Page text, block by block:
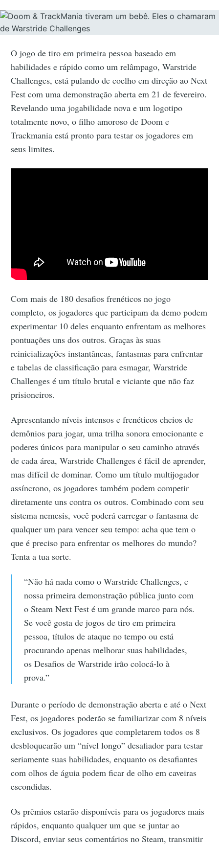
O jogo de tiro em primeira pessoa baseado em
habilidades e rápido como um relâmpago, Warstride
Challenges, está pulando de coelho em direção ao Next
Fest com uma demonstração aberta em 21 de fevereiro.
Revelando uma jogabilidade nova e um logotipo
totalmente novo, o filho amoroso de Doom e
Trackmania está pronto para testar os jogadores em
seus limites.
Com mais de 180 desafios frenéticos no jogo
completo, os jogadores que participam da demo podem
experimentar 10 deles enquanto enfrentam as melhores
pontuações uns dos outros. Graças às suas
reinicializações instantâneas, fantasmas para enfrentar
e tabelas de classificação para esmagar, Warstride
Challenges é um título brutal e viciante que não faz
prisioneiros.
Apresentando níveis intensos e frenéticos cheios de
demônios para jogar, uma trilha sonora emocionante e
poderes únicos para manipular o seu caminho através
de cada área, Warstride Challenges é fácil de aprender,
mas difícil de dominar. Como um título multijogador
assíncrono, os jogadores também podem competir
diretamente uns contra os outros. Combinado com seu
sistema nemesis, você poderá carregar o fantasma de
qualquer um para vencer seu tempo: acha que tem o
que é preciso para enfrentar os melhores do mundo?
Tenta a tua sorte.
“Não há nada como o Warstride Challenges, e
nossa primeira demonstração pública junto com
o Steam Next Fest é um grande marco para nós.
Se você gosta de jogos de tiro em primeira
pessoa, títulos de ataque no tempo ou está
procurando apenas melhorar suas habilidades,
os Desafios de Warstride irão colocá-lo à
prova.”
Durante o período de demonstração aberta e até o Next
Fest, os jogadores poderão se familiarizar com 8 níveis
exclusivos. Os jogadores que completarem todos os 8
desbloquearão um “nível longo” desafiador para testar
seriamente suas habilidades, enquanto os desafiantes
com olhos de águia podem ficar de olho em caveiras
escondidas.
Os prêmios estarão disponíveis para os jogadores mais
rápidos, enquanto qualquer um que se juntar ao
Discord, enviar seus comentários no Steam, transmitir